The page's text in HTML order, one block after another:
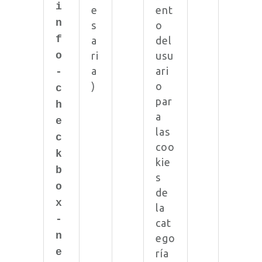
i
n
f
o
-
c
h
e
c
k
b
o
x
-
n
e
e
s
a
ri
a
)
ent
o
del
usu
ari
o
par
a
las
coo
kie
s
de
la
cat
ego
ría